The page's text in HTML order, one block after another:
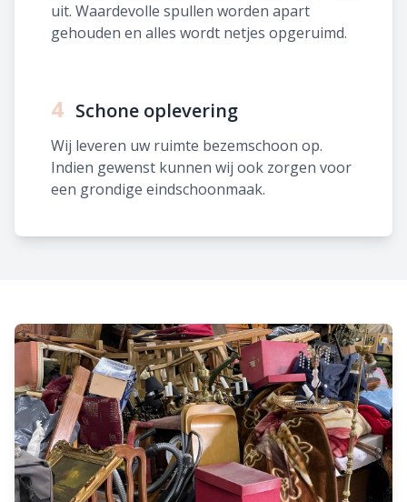
uit. Waardevolle spullen worden apart
gehouden en alles wordt netjes opgeruimd.
4 Schone oplevering
Wij leveren uw ruimte bezemschoon op.
Indien gewenst kunnen wij ook zorgen voor
een grondige eindschoonmaak.